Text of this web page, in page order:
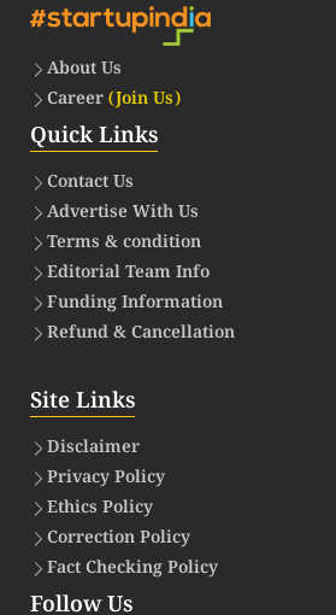
About Us
Career(Join Us)
Quick Links
Contact Us
Advertise With Us
Terms & condition
Editorial Team Info
Funding Information
Refund & Cancellation
Site Links
Disclaimer
Privacy Policy
Ethics Policy
Correction Policy
Fact Checking Policy
Follow Us